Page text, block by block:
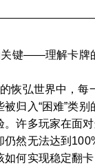
关键——理解卡牌
恢弘世界中，每
归入“困难”类
许多玩家在面对
仍然无法达到
如何实现稳定翻